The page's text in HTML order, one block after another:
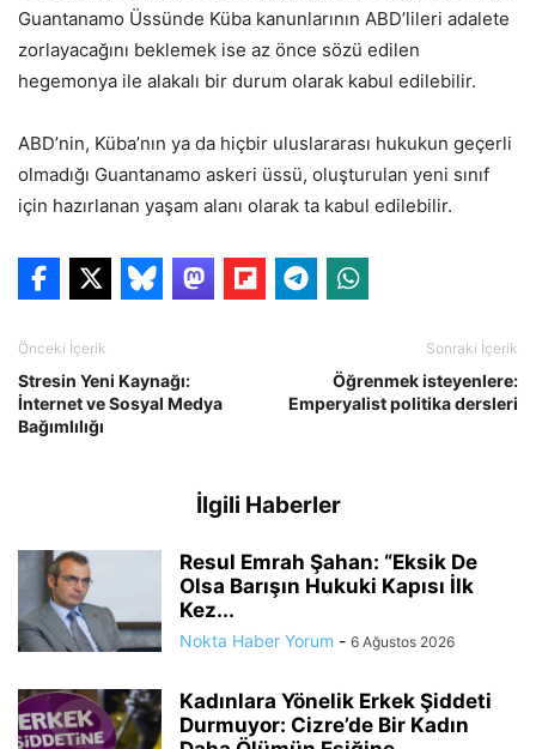
Guantanamo Üssünde Küba kanunlarının ABD’lileri adalete
zorlayacağını beklemek ise az önce sözü edilen
hegemonya ile alakalı bir durum olarak kabul edilebilir.
ABD’nin, Küba’nın ya da hiçbir uluslararası hukukun geçerli
olmadığı Guantanamo askeri üssü, oluşturulan yeni sınıf
için hazırlanan yaşam alanı olarak ta kabul edilebilir.
Önceki İçerik
Stresin Yeni Kaynağı:
İnternet ve Sosyal Medya
Bağımlılığı
Sonraki İçerik
Öğrenmek isteyenlere:
Emperyalist politika dersleri
İlgili Haberler
Resul Emrah Şahan: “Eksik De
Olsa Barışın Hukuki Kapısı İlk
Kez...
Nokta Haber Yorum - 6 Ağustos 2026
Kadınlara Yönelik Erkek Şiddeti
Durmuyor: Cizre’de Bir Kadın